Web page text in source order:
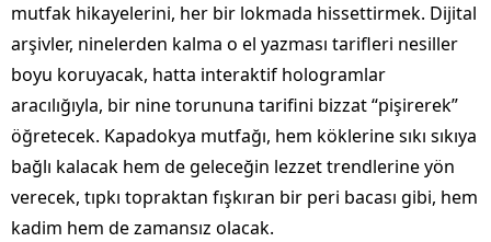
mutfak hikayelerini, her bir lokmada hissettirmek. Dijital
arşivler, ninelerden kalma o el yazması tarifleri nesiller
boyu koruyacak, hatta interaktif hologramlar
aracılığıyla, bir nine torununa tarifini bizzat “pişirerek”
öğretecek. Kapadokya mutfağı, hem köklerine sıkı sıkıya
bağlı kalacak hem de geleceğin lezzet trendlerine yön
verecek, tıpkı topraktan fışkıran bir peri bacası gibi, hem
kadim hem de zamansız olacak.